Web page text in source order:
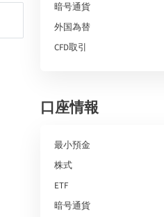
暗号通貨
外国為替
CFD取引
口座情報
最小預金
株式
ETF
暗号通貨